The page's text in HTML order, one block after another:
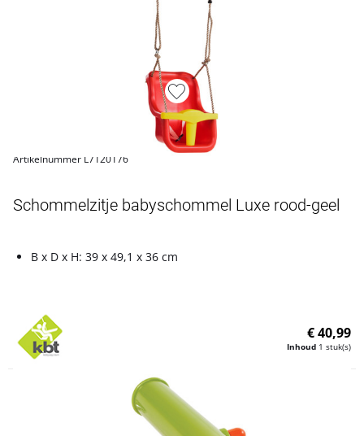
Artikelnummer L7120176
Schommelzitje babyschommel Luxe rood-geel
B x D x H: 39 x 49,1 x 36 cm
Inhoud 1 stuk(s)
€ 40,99